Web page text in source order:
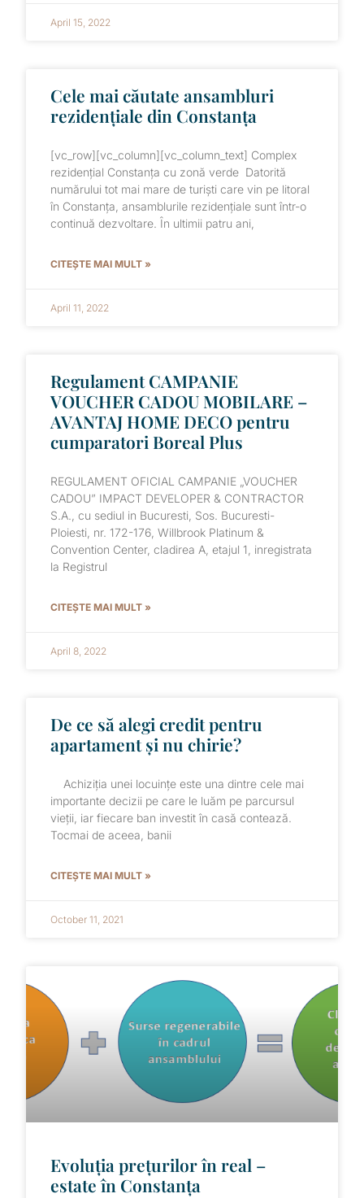
April 15, 2022
Cele mai căutate ansambluri
rezidențiale din Constanța
[vc_row][vc_column][vc_column_text] Complex
rezidențial Constanța cu zonă verde Datorită
numărului tot mai mare de turiști care vin pe litoral
în Constanța, ansamblurile rezidențiale sunt într-o
continuă dezvoltare. În ultimii patru ani,
CITEȘTE MAI MULT »
April 11, 2022
Regulament CAMPANIE
VOUCHER CADOU MOBILARE –
AVANTAJ HOME DECO pentru
cumparatori Boreal Plus
REGULAMENT OFICIAL CAMPANIE „VOUCHER
CADOU” IMPACT DEVELOPER & CONTRACTOR
S.A., cu sediul in Bucuresti, Sos. Bucuresti-
Ploiesti, nr. 172-176, Willbrook Platinum &
Convention Center, cladirea A, etajul 1, inregistrata
la Registrul
CITEȘTE MAI MULT »
April 8, 2022
De ce să alegi credit pentru
apartament și nu chirie?
Achiziția unei locuințe este una dintre cele mai
importante decizii pe care le luăm pe parcursul
vieții, iar fiecare ban investit în casă contează.
Tocmai de aceea, banii
CITEȘTE MAI MULT »
October 11, 2021
Evoluția prețurilor în real –
estate în Constanța